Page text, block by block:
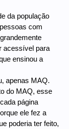
da população
com
acessível para
ensinou a
apenas MAQ.
do MAQ, esse
página
ele fez a
poderia ter feito,